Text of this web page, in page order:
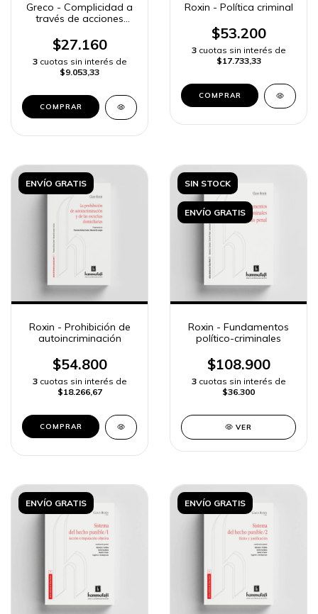
Greco - Complicidad a
través de acciones
objetiva en la
participación
$27.160
3 cuotas sin interés de
$9.053,33
COMPRAR
Roxin - Política criminal
$53.200
3 cuotas sin interés de
$17.733,33
ENVÍO GRATIS
Roxin - Prohibición de
autoincriminación
$54.800
3 cuotas sin interés de
$18.266,67
SIN STOCK
ENVÍO GRATIS
Roxin - Fundamentos
político-criminales
$108.900
3 cuotas sin interés de
$36.300
VER
ENVÍO GRATIS ENVÍO GRATIS